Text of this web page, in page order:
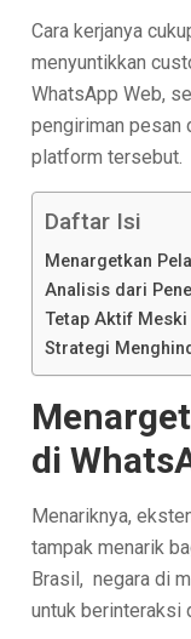
Cara kerjanya
menyuntikkan
WhatsApp Web,
pengiriman pesan
platform tersebut.
Daftar Isi
Menargetkan
Analisis dari
Tetap Aktif
Strategi
di
Menariknya,
tampak menarik
Brasil, negara di
untuk berinteraksi